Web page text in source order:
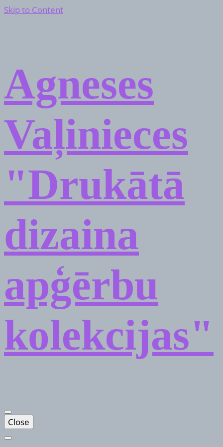
Skip to Content
Agneses
Vaļinieces
"Drukātā
dizaina
apģērbu
kolekcijas"
Close